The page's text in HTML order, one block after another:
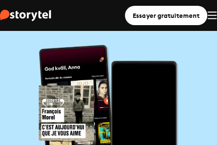
Essayer gratuitement